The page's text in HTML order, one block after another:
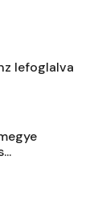
lefoglalva